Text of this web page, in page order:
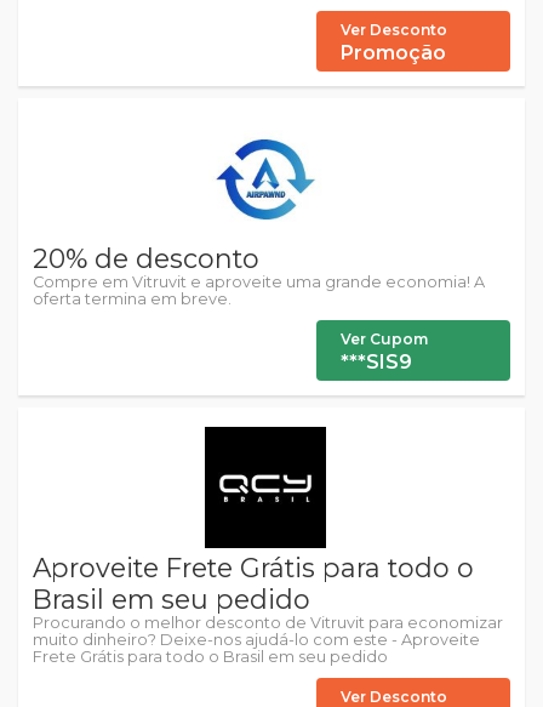
Ver Desconto
Promoção
20% de desconto
Compre em Vitruvit e aproveite uma grande economia! A
oferta termina em breve.
Ver Cupom
***SIS9
Aproveite Frete Grátis para todo o
Brasil em seu pedido
Procurando o melhor desconto de Vitruvit para economizar
muito dinheiro? Deixe-nos ajudá-lo com este - Aproveite
Frete Grátis para todo o Brasil em seu pedido
Ver Desconto